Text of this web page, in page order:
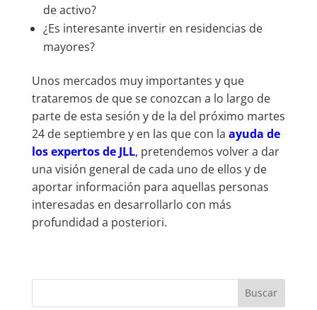
de activo?
¿Es interesante invertir en residencias de
mayores?
Unos mercados muy importantes y que
trataremos de que se conozcan a lo largo de
parte de esta sesión y de la del próximo martes
24 de septiembre y en las que con la ayuda de
los expertos de JLL, pretendemos volver a dar
una visión general de cada uno de ellos y de
aportar información para aquellas personas
interesadas en desarrollarlo con más
profundidad a posteriori.